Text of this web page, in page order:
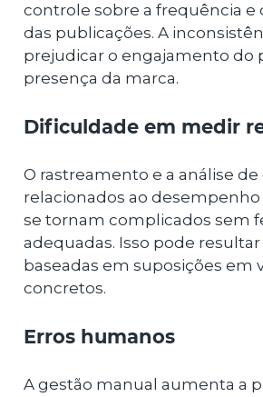
controle sobre a frequência e
das publicações. A
prejudicar o engajamento do
presença da marca.
Dificuldade em medir
O rastreamento e a análise de
relacionados ao
se tornam complicados sem
adequadas. Isso pode
baseadas em suposições em
concretos.
Erros humanos
A gestão manual aumenta a